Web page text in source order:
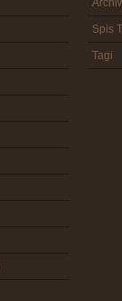
Spis
Tagi